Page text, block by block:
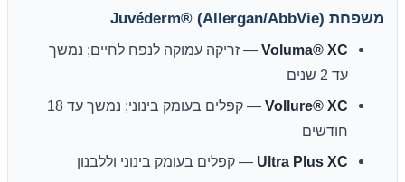
משפחת Juvéderm® (Allergan/AbbVie)
Voluma® XC — זריקה עמוקה לנפח לחיים; נמשך
עד 2 שנים
Vollure® XC
— קפלים בעומק בינוני; נמשך עד 18
חודשים
Ultra Plus XC — קפלים בעומק בינוני וללבנון